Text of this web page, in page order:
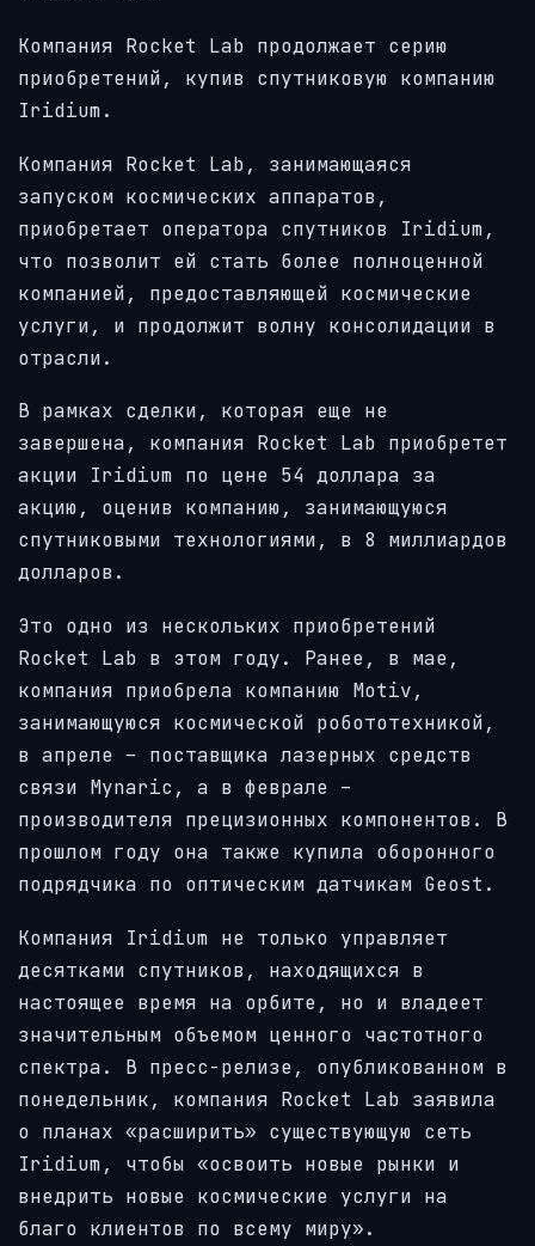
Компания Rocket Lab продолжает серию
приобретений, купив спутниковую компанию
Iridium.
Компания Rocket Lab, занимающаяся
запуском космических аппаратов,
приобретает оператора спутников Iridium,
что позволит ей стать более полноценной
компанией, предоставляющей космические
услуги, и продолжит волну консолидации в
отрасли.
В рамках сделки, которая еще не
завершена, компания Rocket Lab приобретет
акции Iridium по цене 54 доллара за
акцию, оценив компанию, занимающуюся
спутниковыми технологиями, в 8 миллиардов
долларов.
Это одно из нескольких приобретений
Rocket Lab в этом году. Ранее, в мае,
компания приобрела компанию Motiv,
занимающуюся космической робототехникой,
в апреле – поставщика лазерных средств
связи Mynaric, а в феврале –
производителя прецизионных компонентов. В
прошлом году она также купила оборонного
подрядчика по оптическим датчикам Geost.
Компания Iridium не только управляет
десятками спутников, находящихся в
настоящее время на орбите, но и владеет
значительным объемом ценного частотного
спектра. В пресс-релизе, опубликованном в
понедельник, компания Rocket Lab заявила
о планах «расширить» существующую сеть
Iridium, чтобы «освоить новые рынки и
внедрить новые космические услуги на
благо клиентов по всему миру».